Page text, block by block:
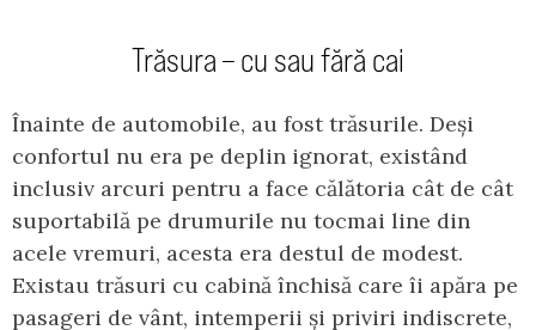
Trăsura – cu sau fără cai
Înainte de automobile, au fost trăsurile. Deși
confortul nu era pe deplin ignorat, existând
inclusiv arcuri pentru a face călătoria cât de cât
suportabilă pe drumurile nu tocmai line din
acele vremuri, acesta era destul de modest.
Existau trăsuri cu cabină închisă care îi apăra pe
pasageri de vânt, intemperii și priviri indiscrete,